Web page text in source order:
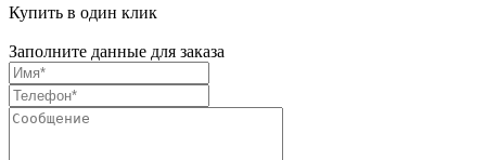
Купить в один клик
Заполните данные для заказа